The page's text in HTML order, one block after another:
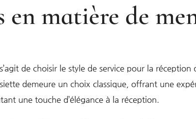
en matière de
s’agit de choisir le style de service pour la
demeure un choix classique, offrant une
une touche d’élégance à la réception.